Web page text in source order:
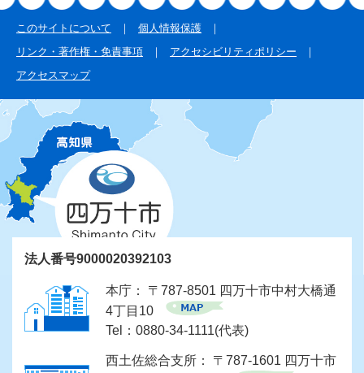
このサイトについて
個人情報保護
リンク・著作権・免責事項
アクセシビリティポリシー
アクセスマップ
法人番号9000020392103
本庁： 〒787-8501 四万十市中村大橋通
4丁目10
Tel：0880-34-1111(代表)
西土佐総合支所： 〒787-1601 四万十市